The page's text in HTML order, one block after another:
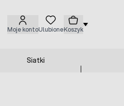
Moje kontoUlubioneKoszyk
Siatki